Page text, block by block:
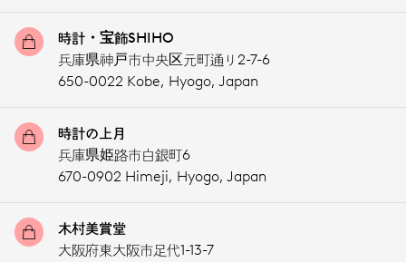
時計・宝飾SHIHO
兵庫県神戸市中央区元町通り2-7-6
650-0022 Kobe, Hyogo, Japan
時計の上月
兵庫県姫路市白銀町6
670-0902 Himeji, Hyogo, Japan
木村美賞堂
大阪府東大阪市足代1-13-7